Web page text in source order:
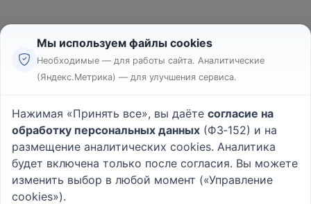
Реклама
Пользовательское соглашение
Политика конфиденциальности
Вопрос - Ответ|О проекте
Мы используем файлы cookies
Необходимые — для работы сайта. Аналитические
(Яндекс.Метрика) — для улучшения сервиса.
Нажимая «Принять все», вы даёте согласие на
обработку персональных данных (ФЗ‑152) и на
размещение аналитических cookies. Аналитика
будет включена только после согласия. Вы можете
изменить выбор в любой момент («Управление
cookies»).